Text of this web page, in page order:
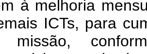
à melhoria
ICTs, para
missão,